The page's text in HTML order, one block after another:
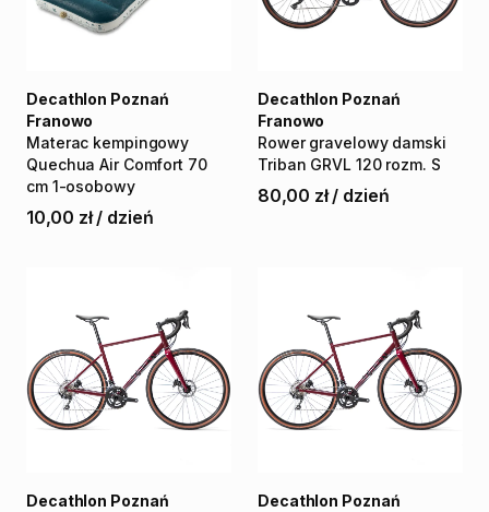
Materac kempingowy
Quechua Air Comfort 70
cm 1-osobowy
Decathlon Poznań
Franowo
10,00 zł / dzień
Rower gravelowy damski
Triban GRVL 120 rozm. S
Decathlon Poznań
Franowo
80,00 zł / dzień
Decathlon Poznań
Decathlon Poznań